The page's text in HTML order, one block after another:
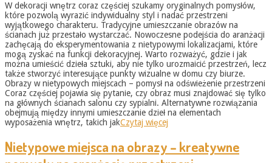
31
W dekoracji wnętrz coraz częściej szukamy oryginalnych pomysłów,
które pozwolą wyrazić indywidualny styl i nadać przestrzeni
wyjątkowego charakteru. Tradycyjne umieszczanie obrazów na
ścianach już przestało wystarczać. Nowoczesne podejścia do aranżacji
zachęcają do eksperymentowania z nietypowymi lokalizacjami, które
mogą zyskać na funkcji dekoracyjnej. Warto rozważyć, gdzie i jak
można umieścić dzieła sztuki, aby nie tylko urozmaicić przestrzeń, lecz
także stworzyć interesujące punkty wizualne w domu czy biurze.
Obrazy w nietypowych miejscach – pomysł na odświeżenie przestrzeni
Coraz częściej pojawia się pytanie, czy obraz musi znajdować się tylko
na głównych ścianach salonu czy sypialni. Alternatywne rozwiązania
obejmują między innymi umieszczanie dzieł na elementach
wyposażenia wnętrz, takich jakCzytaj więcej
Nietypowe miejsca na obrazy – kreatywne